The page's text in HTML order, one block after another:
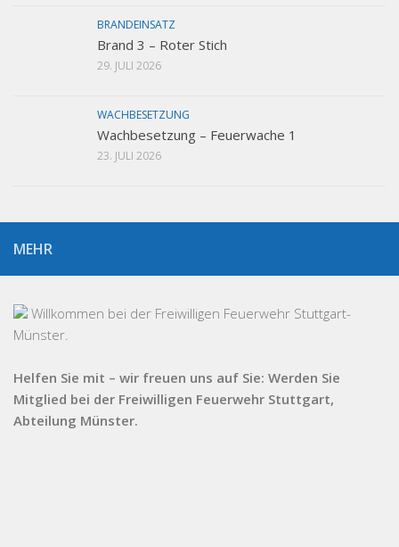
BRANDEINSATZ
Brand 3 – Roter Stich
29. JULI 2026
WACHBESETZUNG
Wachbesetzung – Feuerwache 1
23. JULI 2026
MEHR
Willkommen bei der Freiwilligen Feuerwehr Stuttgart-
Münster.
Helfen Sie mit – wir freuen uns auf Sie: Werden Sie
Mitglied bei der Freiwilligen Feuerwehr Stuttgart,
Abteilung Münster.